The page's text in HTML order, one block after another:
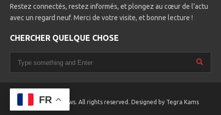
Restez connectés, restez informés, et plongez au cœur de l’actu
avec un regard neuf. Merci de votre visite, et bonne lecture !
CHERCHER QUELQUE CHOSE
© 2025 Lumière News. All rights reserved. Designed by Tegra Kams
FR